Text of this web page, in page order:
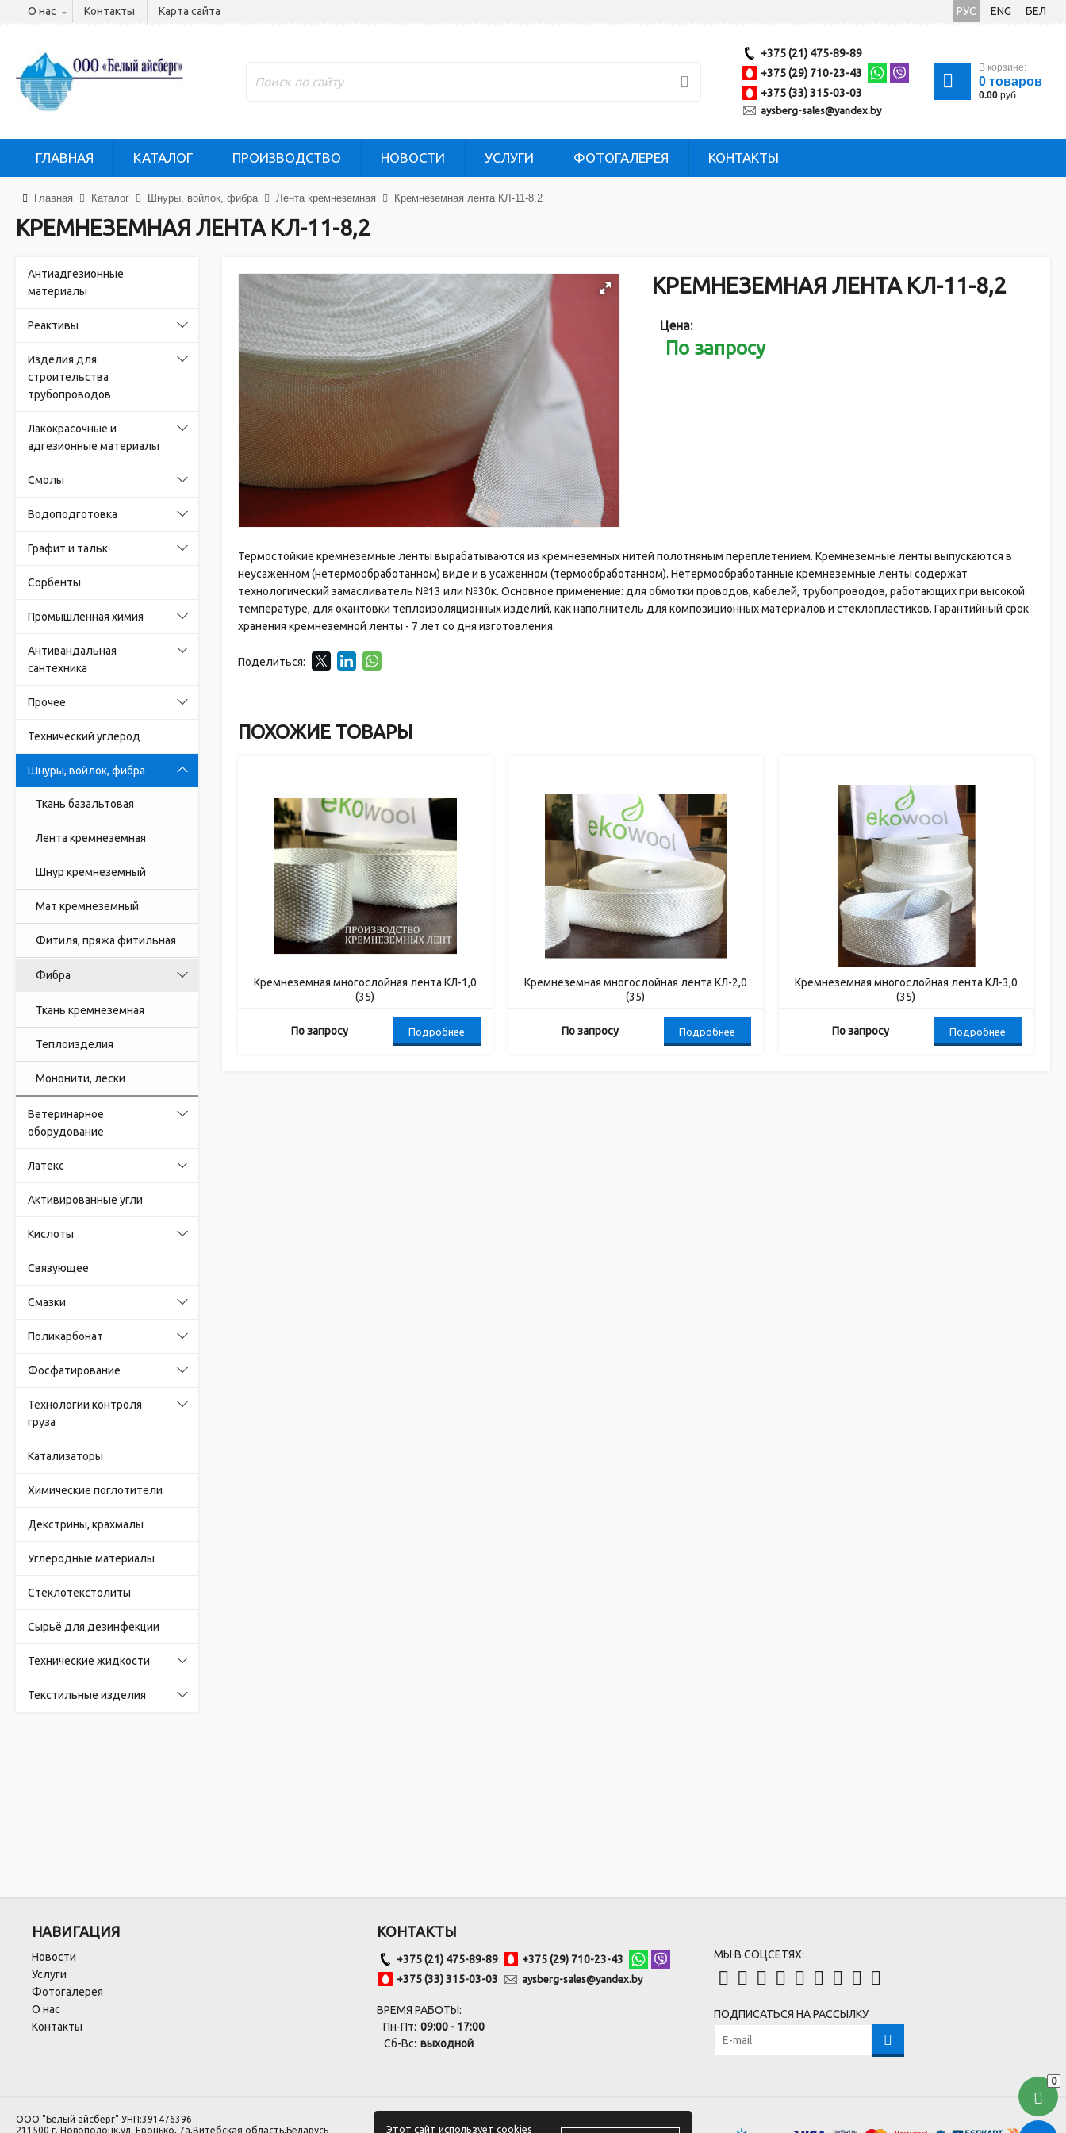
О нас Контакты Карта сайта РУС ENG БЕЛ
+375 (21) 475-89-89
+375 (29) 710-23-43
+375 (33) 315-03-03
aysberg-sales@yandex.by
В корзине:
0 товаров
0.00 руб
ГЛАВНАЯ КАТАЛОГ ПРОИЗВОДСТВО НОВОСТИ УСЛУГИ ФОТОГАЛЕРЕЯ КОНТАКТЫ
Главная Каталог Шнуры, войлок, фибра Лента кремнеземная Кремнеземная лента КЛ-11-8,2
КРЕМНЕЗЕМНАЯ ЛЕНТА КЛ-11-8,2
Антиадгезионные
материалы
Реактивы
Изделия для
строительства
трубопроводов
Лакокрасочные и
адгезионные материалы
Смолы
Водоподготовка
Графит и тальк
Сорбенты
Промышленная химия
Антивандальная
сантехника
Прочее
Технический углерод
Шнуры, войлок, фибра
Ткань базальтовая
Лента кремнеземная
Шнур кремнеземный
Мат кремнеземный
Фитиля, пряжа фитильная
Фибра
Ткань кремнеземная
Теплоизделия
Мононити, лески
Ветеринарное
оборудование
Латекс
Активированные угли
Кислоты
Связующее
Смазки
Поликарбонат
Фосфатирование
Технологии контроля
груза
Катализаторы
Химические поглотители
Декстрины, крахмалы
Углеродные материалы
Стеклотекстолиты
Сырьё для дезинфекции
Технические жидкости
Текстильные изделия
КРЕМНЕЗЕМНАЯ ЛЕНТА КЛ-11-8,2
Цена:
По запросу
Термостойкие кремнеземные ленты вырабатываются из кремнеземных нитей полотняным переплетением. Кремнеземные ленты выпускаются в
неусаженном (нетермообработанном) виде и в усаженном (термообработанном). Нетермообработанные кремнеземные ленты содержат
технологический замасливатель №13 или №30к. Основное применение: для обмотки проводов, кабелей, трубопроводов, работающих при высокой
температуре, для окантовки теплоизоляционных изделий, как наполнитель для композиционных материалов и стеклопластиков. Гарантийный срок
хранения кремнеземной ленты - 7 лет со дня изготовления.
Поделиться:
ПОХОЖИЕ ТОВАРЫ
Кремнеземная многослойная лента КЛ-1,0
(35)
По запросу Подробнее
Кремнеземная многослойная лента КЛ-2,0
(35)
По запросу Подробнее
Кремнеземная многослойная лента КЛ-3,0
(35)
По запросу Подробнее
0
Этот сайт использует cookies
НАВИГАЦИЯ
Новости
Услуги
Фотогалерея
О нас
Контакты
КОНТАКТЫ
+375 (21) 475-89-89
+375 (29) 710-23-43
+375 (33) 315-03-03
aysberg-sales@yandex.by
ВРЕМЯ РАБОТЫ:
Пн-Пт: 09:00 - 17:00
Сб-Вс: выходной
МЫ В СОЦСЕТЯХ:
ПОДПИСАТЬСЯ НА РАССЫЛКУ
ООО "Белый айсберг" УНП:391476396
211500 г. Новополоцк,ул. Еронько, 7а,Витебская область,Беларусь